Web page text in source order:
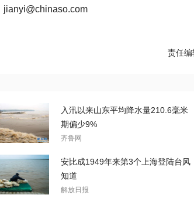
jianyi@chinaso.com
责任
入汛以来山东平均降水量210.6毫
期偏少9%
齐鲁网
安比成1949年来第3个上海登陆台风
知道
解放日报